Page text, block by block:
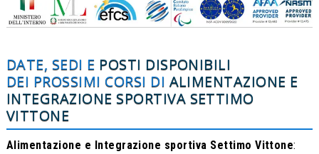
DATE, SEDI E POSTI DISPONIBILI
DEI PROSSIMI CORSI DI ALIMENTAZIONE E
INTEGRAZIONE SPORTIVA SETTIMO
VITTONE
Alimentazione e Integrazione sportiva Settimo Vittone: